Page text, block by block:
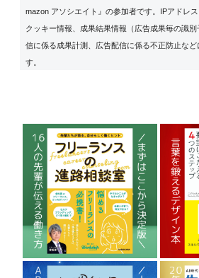
mazon アソシエイト』の参加者です。IPアドレス
クッキー情報、成果結果情報（広告成果毎の識
信に係る成果計測、広告配信に係る不正防止な
す。